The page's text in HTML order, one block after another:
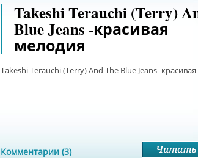
Takeshi Terauchi (Terry)
Blue Jeans -красивая
мелодия
Takeshi Terauchi (Terry) And The Blue Jeans -
Комментарии (3)